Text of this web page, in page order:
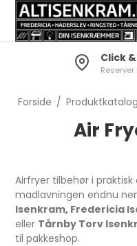
Click
Forside / Produktkatalog
Air
Airfryer tilbehør i
madlavningen endnu
Isenkram, Fredericia
eller Tårnby Torv
til pakkeshop.